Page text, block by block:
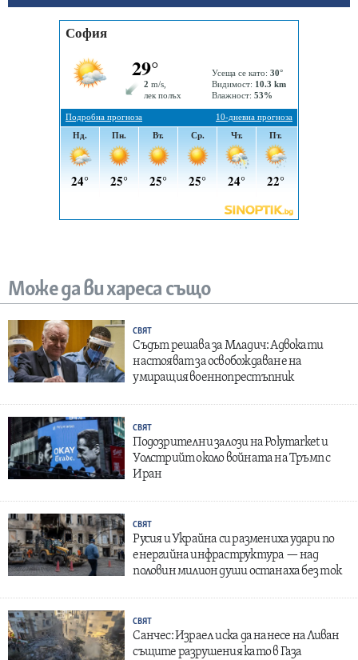
Може да ви хареса също
СВЯТ
Съдът решава за Младич: Адвокати
настояват за освобождаване на
умиращия военнопрестъпник
СВЯТ
Подозрителни залози на Polymarket и
Уолстрийт около войната на Тръмп с
Иран
СВЯТ
Русия и Украйна си размениха удари по
енергийна инфраструктура — над
половин милион души останаха без ток
СВЯТ
Санчес: Израел иска да нанесе на Ливан
същите разрушения като в Газа